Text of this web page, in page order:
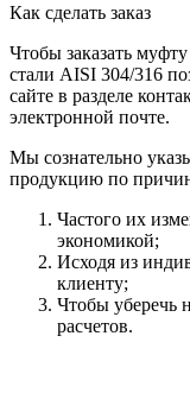
Как сделать заказ
Чтобы заказать
стали AISI 304/316
сайте в разделе
электронной почте.
Мы сознательно
продукцию по
Частого их
экономикой;
Исходя из
клиенту;
Чтобы уберечь
расчетов.